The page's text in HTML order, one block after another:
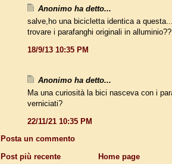
Anonimo ha detto...
salve,ho una bicicletta identica a
trovare i parafanghi originali in alluminio??
18/9/13 10:35 PM
Anonimo ha detto...
Ma una curiosità la bici nasceva con i
verniciati?
22/11/21 10:35 PM
Posta un commento
Post più recente
Home page